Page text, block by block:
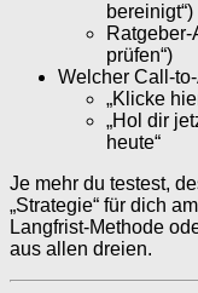
bereinigt“)
Ratgeber-
prüfen“)
Welcher Call-
„Klicke
„Hol dir
heute“
Je mehr du testest,
„Strategie“ für dich
Langfrist-Methode
aus allen dreien.